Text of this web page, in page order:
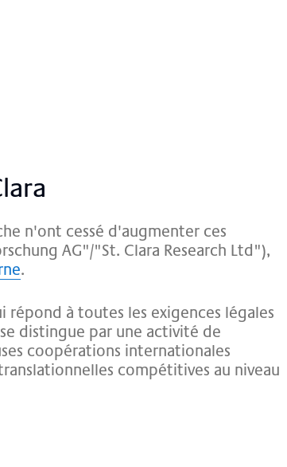
n'ont cessé d'augmenter ces
AG"/"St. Clara Research Ltd"),
.
répond à toutes les exigences légales
distingue par une activité de
coopérations internationales
compétitives au niveau